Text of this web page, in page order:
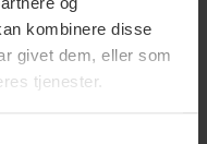
kombinere disse
givet dem, eller som
tjenester.
Cross 5, Cross 6, Prio, Prio 3A